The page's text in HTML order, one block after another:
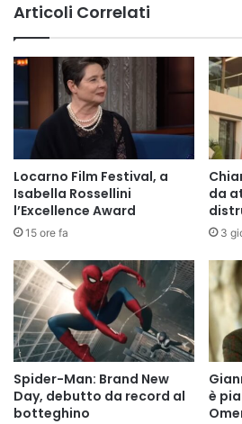
Articoli Correlati
Locarno Film Festival, a
Isabella Rossellini
l’Excellence Award
15 ore fa
da
3
Spider-Man: Brand New
Day, debutto da record al
botteghino
è